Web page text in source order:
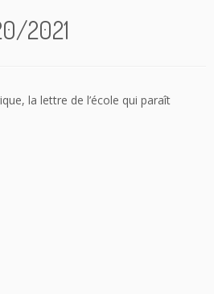
2021
la lettre de l’école qui paraît